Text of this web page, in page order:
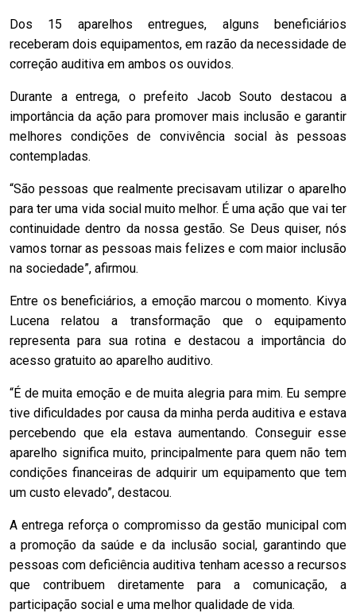
Dos 15 aparelhos entregues, alguns beneficiários
receberam dois equipamentos, em razão da necessidade de
correção auditiva em ambos os ouvidos.
Durante a entrega, o prefeito Jacob Souto destacou a
importância da ação para promover mais inclusão e garantir
melhores condições de convivência social às pessoas
contempladas.
“São pessoas que realmente precisavam utilizar o aparelho
para ter uma vida social muito melhor. É uma ação que vai ter
continuidade dentro da nossa gestão. Se Deus quiser, nós
vamos tornar as pessoas mais felizes e com maior inclusão
na sociedade”, afirmou.
Entre os beneficiários, a emoção marcou o momento. Kivya
Lucena relatou a transformação que o equipamento
representa para sua rotina e destacou a importância do
acesso gratuito ao aparelho auditivo.
“É de muita emoção e de muita alegria para mim. Eu sempre
tive dificuldades por causa da minha perda auditiva e estava
percebendo que ela estava aumentando. Conseguir esse
aparelho significa muito, principalmente para quem não tem
condições financeiras de adquirir um equipamento que tem
um custo elevado”, destacou.
A entrega reforça o compromisso da gestão municipal com
a promoção da saúde e da inclusão social, garantindo que
pessoas com deficiência auditiva tenham acesso a recursos
que contribuem diretamente para a comunicação, a
participação social e uma melhor qualidade de vida.